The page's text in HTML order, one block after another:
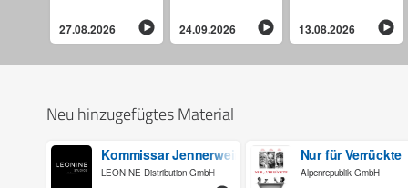
27.08.2026 24.09.2026 13.08.2026
Neu hinzugefügtes Material
Kommissar Jennerwein - Hochsaison
LEONINE Distribution GmbH
Nur für Verrückte
Alpenrepublik GmbH